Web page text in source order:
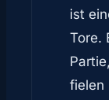
ist
Tore.
fielen